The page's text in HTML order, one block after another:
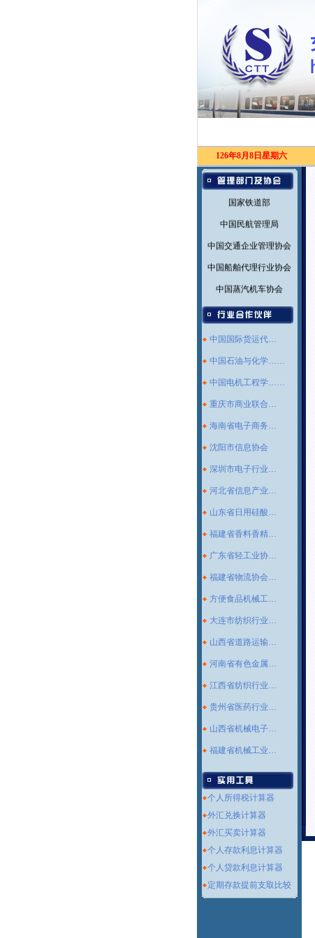
126年8月8日星期六
中华人民共和国交通部
中国国际货运代…
中国石油与化学……
中国电机工程学……
重庆市商业联合…
海南省电子商务…
沈阳市信息协会
深圳市电子行业…
河北省信息产业…
山东省日用硅酸…
福建省香料香精…
广东省轻工业协…
福建省物流协会…
方便食品机械工…
大连市纺织行业…
山西省道路运输…
河南省有色金属…
江西省纺织行业…
贵州省医药行业…
山西省机械电子…
福建省机械工业…
个人所得税计算器
外汇兑换计算器
外汇买卖计算器
个人存款利息计算器
个人贷款利息计算器
定期存款提前支取比较